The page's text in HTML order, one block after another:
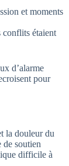
et moments
conflits étaient
d’alarme
pour
la douleur du
de soutien
difficile à